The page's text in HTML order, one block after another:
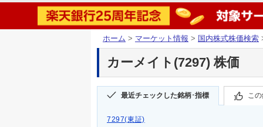
ホーム > マーケット情報 > 国内株式株価検索
カーメイト(7297) 株価
最近チェックした銘柄･指標 こ
7297(東証)